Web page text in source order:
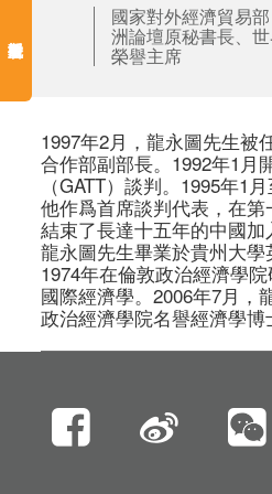
國家對外經濟貿易
洲論壇原秘書長、
榮譽主席
1997年2月，龍永圖先生被
合作部副部長。1992年1月
（GATT）談判。1995年1
他作爲首席談判代表，在
結束了長達十五年的中國加
龍永圖先生畢業於貴州大學
1974年在倫敦政治經濟學
國際經濟學。2006年7月，
政治經濟學院名譽經濟學博